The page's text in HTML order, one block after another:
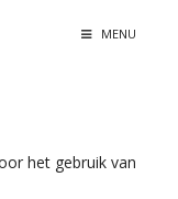
MENU
het gebruik van